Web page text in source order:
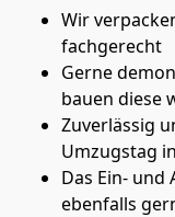
Wir
fachgerecht
Gerne
bauen diese
Zuverlässig
Umzugstag
Das Ein-
ebenfalls